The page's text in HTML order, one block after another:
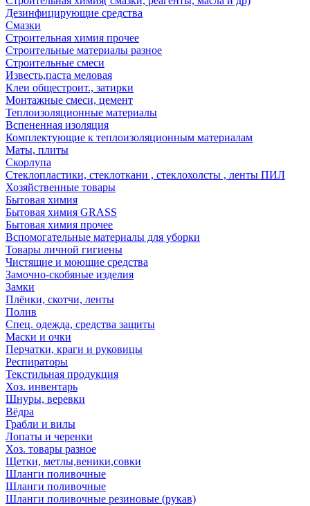
Дезинфицирующие средства
Смазки
Строительная химия прочее
Строительные материалы разное
Строительные смеси
Известь,паста меловая
Клеи общестроит., затирки
Монтажные смеси, цемент
Теплоизоляционные материалы
Вспененная изоляция
Комплектующие к теплоизоляционным материалам
Маты, плиты
Скорлупа
Стеклопластики, стеклоткани , стеклохолсты , ленты ПИЛ
Хозяйственные товары
Бытовая химия
Бытовая химия GRASS
Бытовая химия прочее
Вспомогательные материалы для уборки
Товары личной гигиены
Чистящие и моющие средства
Замочно-скобяные изделия
Замки
Плёнки, скотчи, ленты
Полив
Спец. одежда, средства защиты
Маски и очки
Перчатки, краги и руковицы
Респираторы
Текстильная продукция
Хоз. инвентарь
Шнуры, веревки
Вёдра
Грабли и вилы
Лопаты и черенки
Хоз. товары разное
Щетки, метлы,веники,совки
Шланги поливочные
Шланги поливочные
Шланги поливочные резиновые (рукав)